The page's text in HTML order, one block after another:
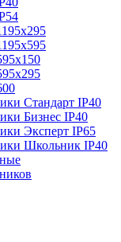
Стандарт IP40
Бизнес IP40
Эксперт IP65
Школьник IP40